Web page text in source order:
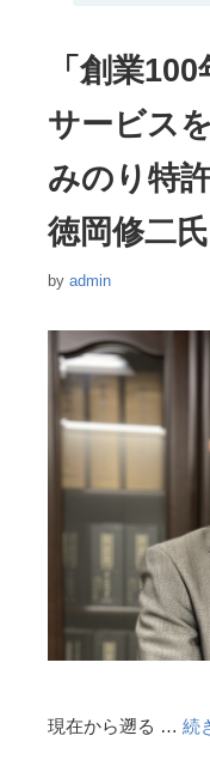
リ
ー
「創業
サービス
みのり特
徳岡修二
by admin
現在から遡る … 続